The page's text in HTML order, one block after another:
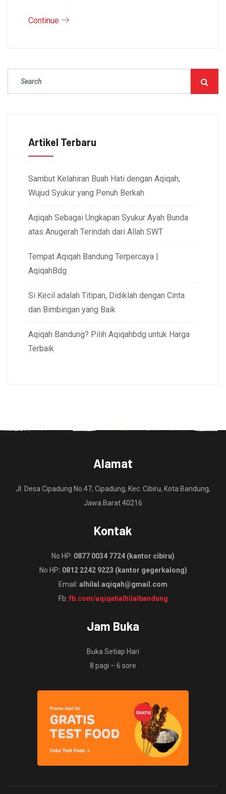
Continue
Artikel Terbaru
Sambut Kelahiran Buah Hati dengan Aqiqah,
Wujud Syukur yang Penuh Berkah
Aqiqah Sebagai Ungkapan Syukur Ayah Bunda
atas Anugerah Terindah dari Allah SWT
Tempat Aqiqah Bandung Terpercaya |
AqiqahBdg
Si Kecil adalah Titipan, Didiklah dengan Cinta
dan Bimbingan yang Baik
Aqiqah Bandung? Pilih Aqiqahbdg untuk Harga
Terbaik
Alamat
Jl. Desa Cipadung No.47, Cipadung, Kec. Cibiru, Kota Bandung,
Jawa Barat 40216
Kontak
No HP: 0877 0034 7724 (kantor cibiru)
No HP: 0812 2242 9223 (kantor gegerkalong)
Email: alhilal.aqiqah@gmail.com
Fb: fb.com/aqiqahalhilalbandung
Jam Buka
Buka Setiap Hari
8 pagi – 6 sore